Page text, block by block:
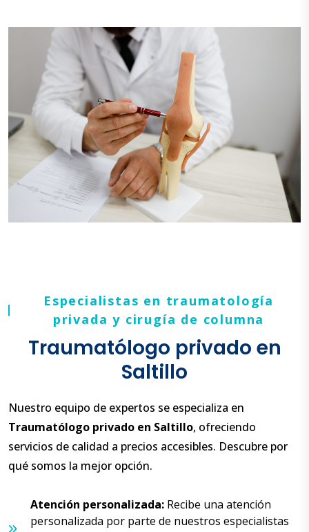
Especialistas en traumatología
privada y cirugía de columna
Traumatólogo privado en
Saltillo
Nuestro equipo de expertos se especializa en
Traumatólogo privado en Saltillo, ofreciendo
servicios de calidad a precios accesibles. Descubre por
qué somos la mejor opción.
Atención personalizada: Recibe una atención
personalizada por parte de nuestros especialistas